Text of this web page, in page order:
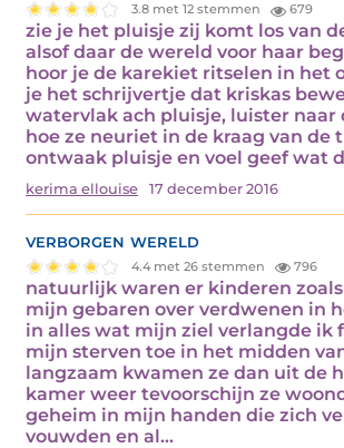
3.8 met 12 stemmen 679
zie je het pluisje zij komt los van
alsof daar de wereld voor haar
hoor je de karekiet ritselen in het
je het schrijvertje dat kriskas
watervlak ach pluisje, luister naar
hoe ze neuriet in de kraag van de
ontwaak pluisje en voel geef wat
kerima ellouise 17 december 2016
verborgen wereld
4.4 met 26 stemmen 796
natuurlijk waren er kinderen
mijn gebaren over verdwenen in
in alles wat mijn ziel verlangde ik
mijn sterven toe in het midden
langzaam kwamen ze dan uit de
kamer weer tevoorschijn ze
geheim in mijn handen die zich
vouwden en al…